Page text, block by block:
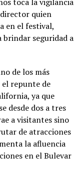
quien
en el festival,
seguridad a
de los más
repunte de
ya que
desde dos a tres
a visitantes sino
de atracciones
la afluencia
en el Bulevar